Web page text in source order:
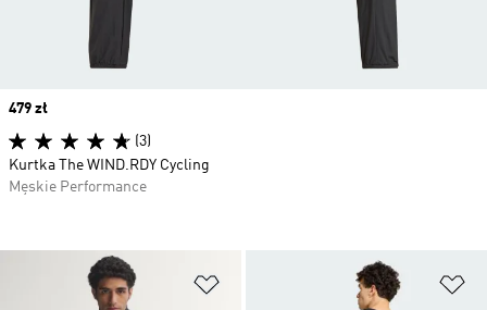
Dodaj do listy życzeń
Price
479 zł
(3)
Kurtka The WIND.RDY Cycling
Męskie Performance